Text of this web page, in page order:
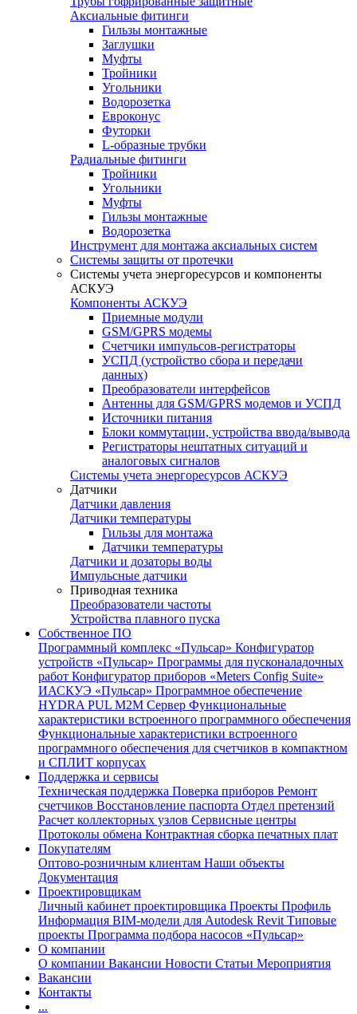
Аксиальные фитинги
Гильзы монтажные
Заглушки
Муфты
Тройники
Угольники
Водорозетка
Евроконус
Футорки
L-образные трубки
Радиальные фитинги
Тройники
Угольники
Муфты
Гильзы монтажные
Водорозетка
Инструмент для монтажа аксиальных систем
Системы защиты от протечки
Системы учета энергоресурсов и компоненты
АСКУЭ
Компоненты АСКУЭ
Приемные модули
GSM/GPRS модемы
Счетчики импульсов-регистраторы
УСПД (устройство сбора и передачи
данных)
Преобразователи интерфейсов
Антенны для GSM/GPRS модемов и УСПД
Источники питания
Блоки коммутации, устройства ввода/вывода
Регистраторы нештатных ситуаций и
аналоговых сигналов
Системы учета энергоресурсов АСКУЭ
Датчики
Датчики давления
Датчики температуры
Гильзы для монтажа
Датчики температуры
Датчики и дозаторы воды
Импульсные датчики
Приводная техника
Преобразователи частоты
Устройства плавного пуска
Собственное ПО
Программный комплекс «Пульсар» Конфигуратор
устройств «Пульсар» Программы для пусконаладочных
работ Конфигуратор приборов «Meters Config Suite»
ИАСКУЭ «Пульсар» Программное обеспечение
HYDRA PUL M2M Сервер Функциональные
характеристики встроенного программного обеспечения
Функциональные характеристики встроенного
программного обеспечения для счетчиков в компактном
и СПЛИТ корпусах
Поддержка и сервисы
Техническая поддержка Поверка приборов Ремонт
счетчиков Восстановление паспорта Отдел претензий
Расчет коллекторных узлов Сервисные центры
Протоколы обмена Контрактная сборка печатных плат
Покупателям
Оптово-розничным клиентам Наши объекты
Документация
Проектировщикам
Личный кабинет проектировщика Проекты Профиль
Информация BIM-модели для Autodesk Revit Типовые
проекты Программа подбора насосов «Пульсар»
О компании
О компании Вакансии Новости Статьи Мероприятия
Вакансии
Контакты
...